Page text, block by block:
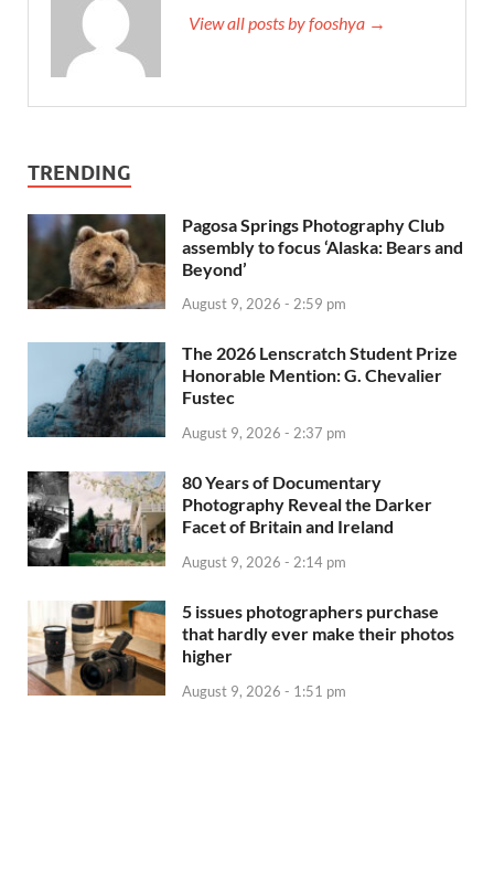
View all posts by fooshya →
TRENDING
Pagosa Springs Photography Club
assembly to focus ‘Alaska: Bears and
Beyond’
August 9, 2026 - 2:59 pm
The 2026 Lenscratch Student Prize
Honorable Mention: G. Chevalier
Fustec
August 9, 2026 - 2:37 pm
80 Years of Documentary
Photography Reveal the Darker
Facet of Britain and Ireland
August 9, 2026 - 2:14 pm
5 issues photographers purchase
that hardly ever make their photos
higher
August 9, 2026 - 1:51 pm